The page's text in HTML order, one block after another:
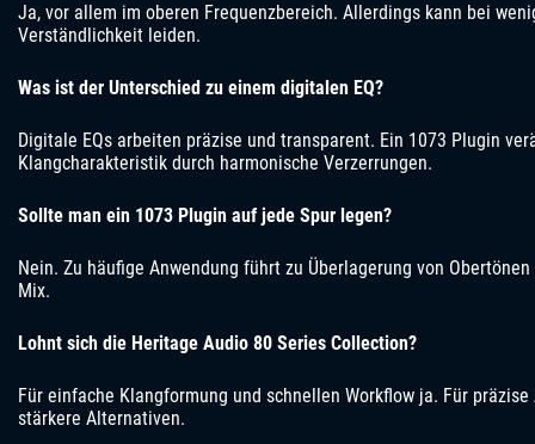
Ja, vor allem im oberen Frequenzbereich. Allerdings kann bei
Verständlichkeit leiden.
Was ist der Unterschied zu einem digitalen EQ?
Digitale EQs arbeiten präzise und transparent. Ein 1073 Plugin
Klangcharakteristik durch harmonische Verzerrungen.
Sollte man ein 1073 Plugin auf jede Spur legen?
Nein. Zu häufige Anwendung führt zu Überlagerung von
Mix.
Lohnt sich die Heritage Audio 80 Series Collection?
Für einfache Klangformung und schnellen Workflow ja. Für
stärkere Alternativen.